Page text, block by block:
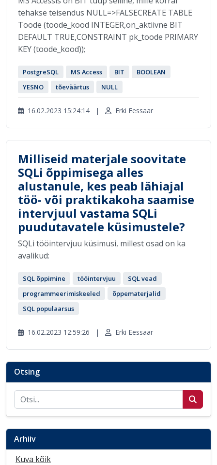
tehakse teisendus NULL=>FALSECREATE TABLE
Toode (toode_kood INTEGER,on_aktiivne BIT
DEFAULT TRUE,CONSTRAINT pk_toode PRIMARY
KEY (toode_kood));
PostgreSQL MS Access BIT
BOOLEAN
YESNO
tõeväärtus NULL
16.02.2023 15:24:14 | Erki Eessaar
Milliseid materjale soovitate
SQLi õppimisega alles
alustanule, kes peab lähiajal
töö- või praktikakoha saamise
intervjuul vastama SQLi
puudutavatele küsimustele?
SQLi tööintervjuu küsimusi, millest osad on ka
avalikud:
SQL õppimine tööintervjuu
SQL vead
programmeerimiskeeled
õppematerjalid
SQL populaarsus
16.02.2023 12:59:26 | Erki Eessaar
Otsing
Otsi postitusi
Arhiiv
Kuva kõik